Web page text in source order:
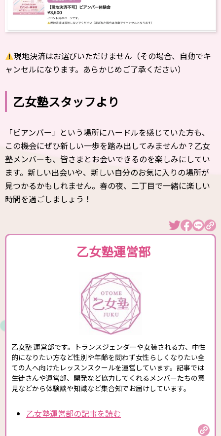
現地決済はお選びいただけません（その場合、自動でキ
ャンセルになります。あらかじめご了承ください）
乙女塾スタッフより
「ビアンバー」という場所にハードルを感じていた方も、
この機会にぜひ新しい一歩を踏み出してみませんか？乙女
塾メンバーも、皆さまとお会いできるのを楽しみにしてい
ます。新しい出会いや、新しい自分のお気に入りの場所が
見つかるかもしれません。春の夜、二丁目で一緒に楽しい
時間を過ごしましょう！
乙女塾運営部
乙女塾 運営部です。トランスジェンダーや女装される方、中性
的になりたい方など性別や年齢を問わず女性らしくなりたい全
ての人へ向けたレッスンスクールを運営しています。記事では
生徒さんや運営部、開発など協力してくれるメンバーたちの意
見などから体験談や知識など集合知でお届けしています。
乙女塾運営部の記事を読む